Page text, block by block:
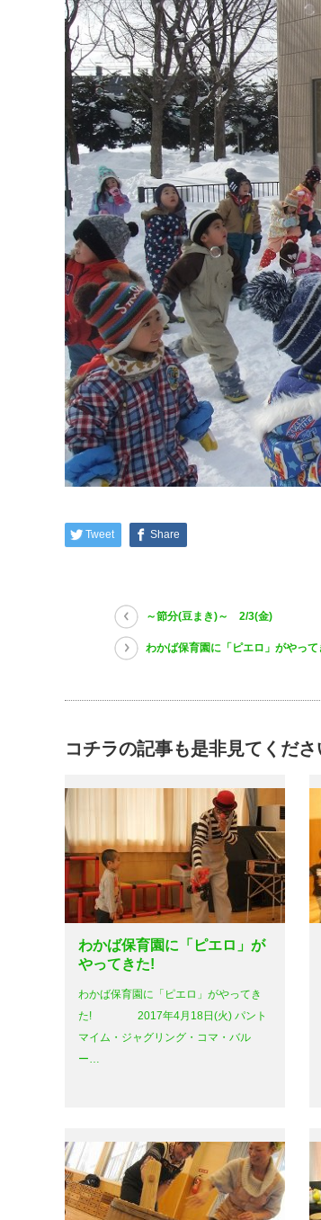
Tweet Share
～節分(豆まき)～ 2/3(金)
わかば保育園に「ピエロ」がやって
コチラの記事も是非見てくださ
わかば保育園に「ピエロ」が
やってきた!
わかば保育園に「ピエロ」がやってき
た! 2017年4月18日(火) パント
マイム・ジャグリング・コマ・バル
ー…